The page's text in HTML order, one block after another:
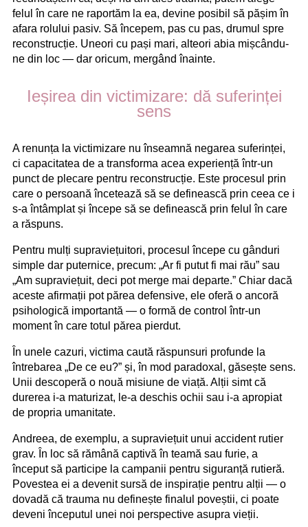
felul în care ne raportăm la ea, devine posibil să pășim în
afara rolului pasiv. Să începem, pas cu pas, drumul spre
reconstrucție. Uneori cu pași mari, alteori abia mișcându-
ne din loc — dar oricum, mergând înainte.
Ieșirea din victimizare: dă suferinței
sens
A renunța la victimizare nu înseamnă negarea suferinței,
ci capacitatea de a transforma acea experiență într-un
punct de plecare pentru reconstrucție. Este procesul prin
care o persoană încetează să se definească prin ceea ce i
s-a întâmplat și începe să se definească prin felul în care
a răspuns.
Pentru mulți supraviețuitori, procesul începe cu gânduri
simple dar puternice, precum: „Ar fi putut fi mai rău” sau
„Am supraviețuit, deci pot merge mai departe.” Chiar dacă
aceste afirmații pot părea defensive, ele oferă o ancoră
psihologică importantă — o formă de control într-un
moment în care totul părea pierdut.
În unele cazuri, victima caută răspunsuri profunde la
întrebarea „De ce eu?” și, în mod paradoxal, găsește sens.
Unii descoperă o nouă misiune de viață. Alții simt că
durerea i-a maturizat, le-a deschis ochii sau i-a apropiat
de propria umanitate.
Andreea, de exemplu, a supraviețuit unui accident rutier
grav. În loc să rămână captivă în teamă sau furie, a
început să participe la campanii pentru siguranță rutieră.
Povestea ei a devenit sursă de inspirație pentru alții — o
dovadă că trauma nu definește finalul poveștii, ci poate
deveni începutul unei noi perspective asupra vieții.